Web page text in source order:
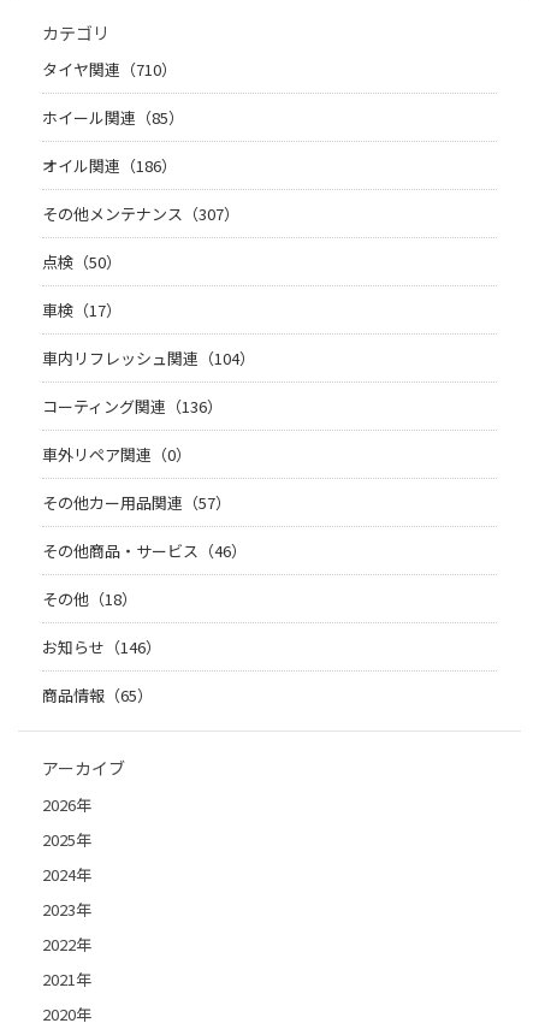
カテゴリ
タイヤ関連（710）
ホイール関連（85）
オイル関連（186）
その他メンテナンス（307）
点検（50）
車検（17）
車内リフレッシュ関連（104）
コーティング関連（136）
車外リペア関連（0）
その他カー用品関連（57）
その他商品・サービス（46）
その他（18）
お知らせ（146）
商品情報（65）
アーカイブ
2026年
2025年
2024年
2023年
2022年
2021年
2020年